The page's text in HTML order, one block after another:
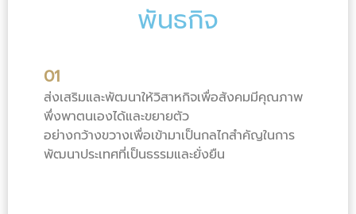
พันธกิจ
01
ส่งเสริมและพัฒนาให้วิสาหกิจเพื่อสังคมมีคุณภาพ
พึ่งพาตนเองได้และขยายตัว
อย่างกว้างขวางเพื่อเข้ามาเป็นกลไกสำคัญในการ
พัฒนาประเทศที่เป็นธรรมและยั่งยืน